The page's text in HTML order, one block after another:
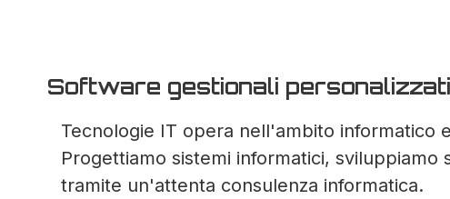
Software gestionali
Tecnologie IT opera nell'ambito informatico
Progettiamo sistemi informatici,
tramite un'attenta consulenza informatica.